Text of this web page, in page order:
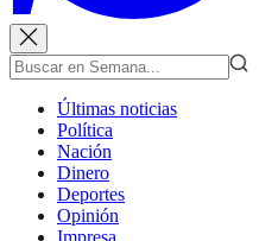
Últimas noticias
Política
Nación
Dinero
Deportes
Opinión